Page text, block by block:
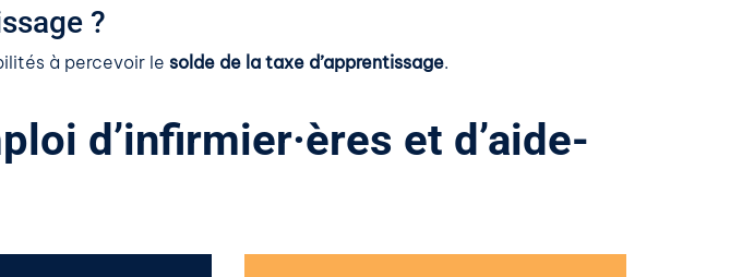
?
à percevoir le solde de la taxe d’apprentissage.
d’infirmier·ères et d’aide-